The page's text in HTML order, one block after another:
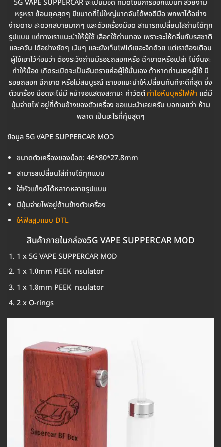
5G VAPE SUPPERCAR จะเป็นม๊อด ที่มีดีไซน์การออกแบบที่ สวยงาม
หรูหรา ย้อนยุคสุดๆ มีขนาดที่ไม่ใหญ่มากจับได้พอดีมือ พกพาได้อย่าง
ง่ายดาย สะดวกสบายมากๆ และตัวเครื่องม๊อด สามารถเปลี่ยนใส่ถ่านได้ทุก
รูปแบบ แต่ทางเราแนะนำให้ผู้ใช้ เลือกใช้ถ่านทอง เพราะจะให้กลิ่นกับรสชาติ
และควัน ได้อย่างชัดๆ เน้นๆ และยังเก็บไฟได้เยอะอีกด้วย แต่เราต้องเตือน
ผู้ใช้เอาไว้ก่อนว่า ต้องระวังถ่านมีรอยถลอกหรือ ฉีกขาดหรือเปล่า ไม่งั้นจะ
ทำให้ม๊อด เกิดระเบิดจะเป็นอันตรายค่อผู้ใช้นั่นเอง ถ้าหากถ่านของผู้ใช้ มี
รอยถลอก ฉีกขาด หรือไม่สมบูรณ์ เราขอแนะนำให้เปลี่ยนทันทีจะดีที่สุด ซึ่ง
ตัวเครื่อง ม๊อดจะไม่มี หน้าจอแสดงสถานะ ค่าวัตต์ ค่าโอห์มบุหรี่ไฟฟ้า แต่มี
ปุ่มจ่ายไฟ อยู่ที่ด้านข้างของตัวเครื่อง ขอแนะนำเลยครับ บอกเลยว่า ห้าม
พลาด เป็นอะไรที่คุ้มสุดๆ
ข้อมูล 5G VAPE SUPPERCAR MOD
ขนาดตัวเครื่องของม๊อด: 46*80*27.8mm
สามารถเปลี่ยนใส่ถ่านได้ทุกแบบ
ใส่หัวแท็งค์ได้หลากหลายรูปแบบ
มีปุ่มจ่ายไฟอยู่ด้านข้างตัวเครื่อง
ให้ฟิลสูบแบบ DTL
สินค้าภายในกล่อง5G VAPE SUPPERCAR MOD
1 x 5G VAPE SUPPERCAR MOD
1 x 1.0mm PEEK insulator
1 x 1.8mm PEEK insulator
2 x O-rings